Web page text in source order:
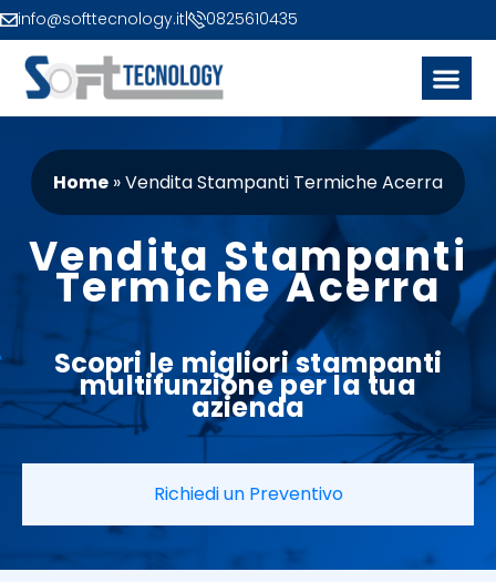
info@softtecnology.it 0825610435
Home »Vendita Stampanti Termiche Acerra
Vendita Stampanti
Termiche Acerra
Scopri le miglioristampanti
multifunzioneper la tua
azienda
Richiedi un Preventivo